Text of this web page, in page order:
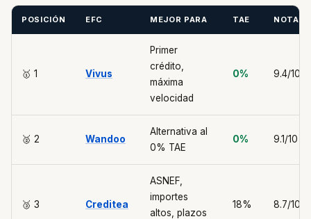
POSICIÓN EFC MEJOR PARA TAE NOTA
🥇 1 Vivus
Primer
crédito,
máxima
velocidad
0% 9.4/10
🥈 2 Wandoo
Alternativa al
0% TAE
0% 9.1/10
🥉 3 Creditea
ASNEF,
importes
altos, plazos
18% 8.7/10